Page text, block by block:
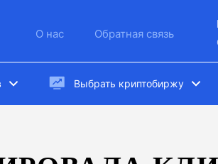
О нас Обратная связь
Выбрать криптобиржу